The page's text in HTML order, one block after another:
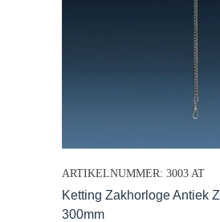
ARTIKELNUMMER: 3003 AT
Ketting Zakhorloge Antiek
300mm